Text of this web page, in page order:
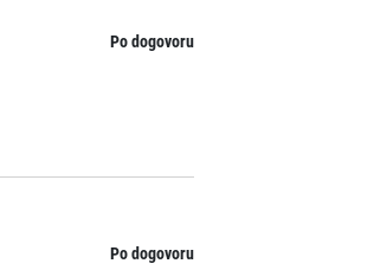
Po dogovoru
Po dogovoru